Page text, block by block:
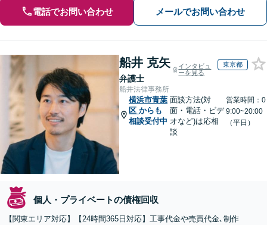
電話でお問い合わせ メールでお問い合わせ
船井 克矢
弁護士
インタビュ
ーを見る
東京都
船井法律事務所
横浜市青葉
区 からも
相談受付中
面談方法(対
面・電話・ビデ
オなど)は応相
談
営業時間：0
9:00~20:00
（平日）
個人・プライベートの債権回収
【関東エリア対応】【24時間365日対応】工事代金や売買代金､制作